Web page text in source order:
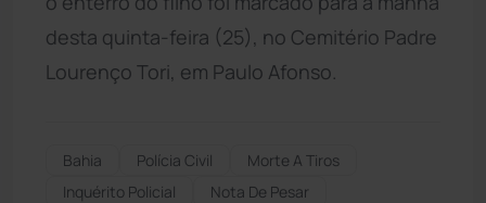
desta quinta-feira (25), no Cemitério Padre
Lourenço Tori, em Paulo Afonso.
Bahia Polícia Civil
Morte A Tiros
Inquérito Policial
Nota De Pesar